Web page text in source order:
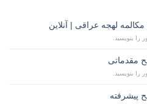
لهجه عراقی | آنلاین
را بنویسید.
مقدماتی
را بنویسید.
پیشرفته